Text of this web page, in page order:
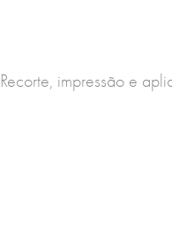
Recorte, impressão e